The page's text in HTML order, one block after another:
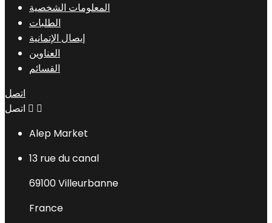
المعلومات الشخصية
الطلبات
إيصال الإتمانية
العناوين
القسائم
اتصل
اتصل  
Alep Market
13 rue du canal
69100 Villeurbanne
France